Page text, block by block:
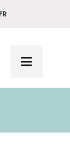
FR
Toggle